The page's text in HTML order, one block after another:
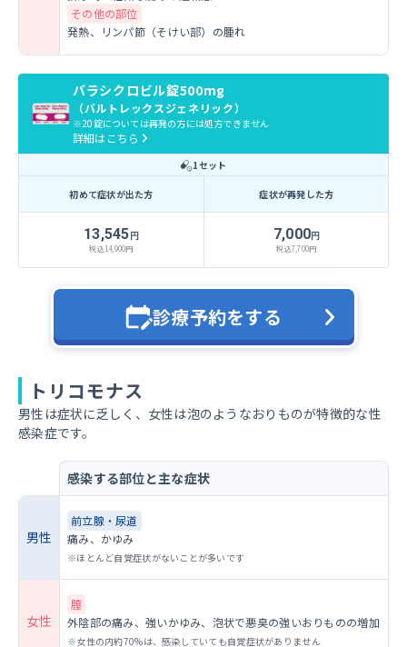
その他の部位
発熱、リンパ節（そけい部）の腫れ
バラシクロビル錠500mg
（バルトレックスジェネリック）
20錠については再発の方には処方できません
詳細はこちら
1セット
初めて症状が出た方
13,545 円
税込14,900円
症状が再発した方
7,000円
税込7,700円
診療予約をする
トリコモナス
男性は症状に乏しく、女性は泡のようなおりものが特徴的な性
感染症です。
感染する部位と主な症状
男性
前立腺・尿道
痛み、かゆみ
ほとんど自覚症状がないことが多いです
女性
膣
外陰部の痛み、強いかゆみ、泡状で悪臭の強いおりものの増加
女性の内約70%は、感染していても自覚症状がありません